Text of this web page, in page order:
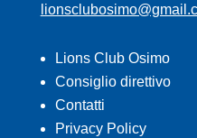
Lions Club Osimo
Consiglio direttivo
Contatti
Privacy Policy